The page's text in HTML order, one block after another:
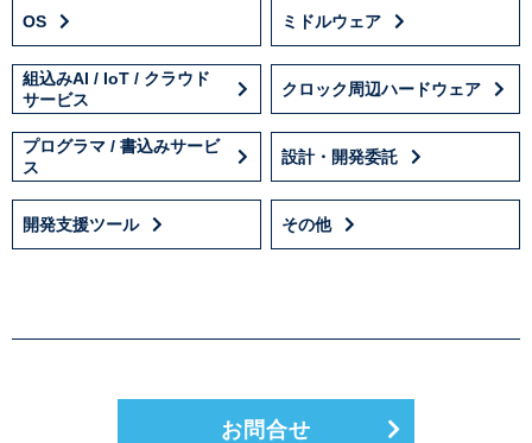
OS ミドルウェア
組込みAI / IoT / クラウド
サービス
クロック周辺ハードウェア
プログラマ / 書込みサービ
ス
設計・開発委託
開発支援ツール その他
お問合せ